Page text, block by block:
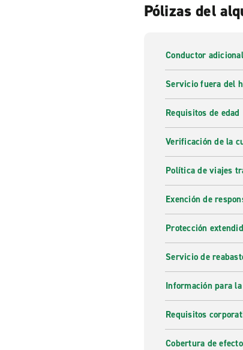
Pólizas del
Conductor adicional
Servicio fuera del
Requisitos de edad
Verificación de la
Política de viajes
Exención de
Protección
Servicio de
Información para
Requisitos
Cobertura de